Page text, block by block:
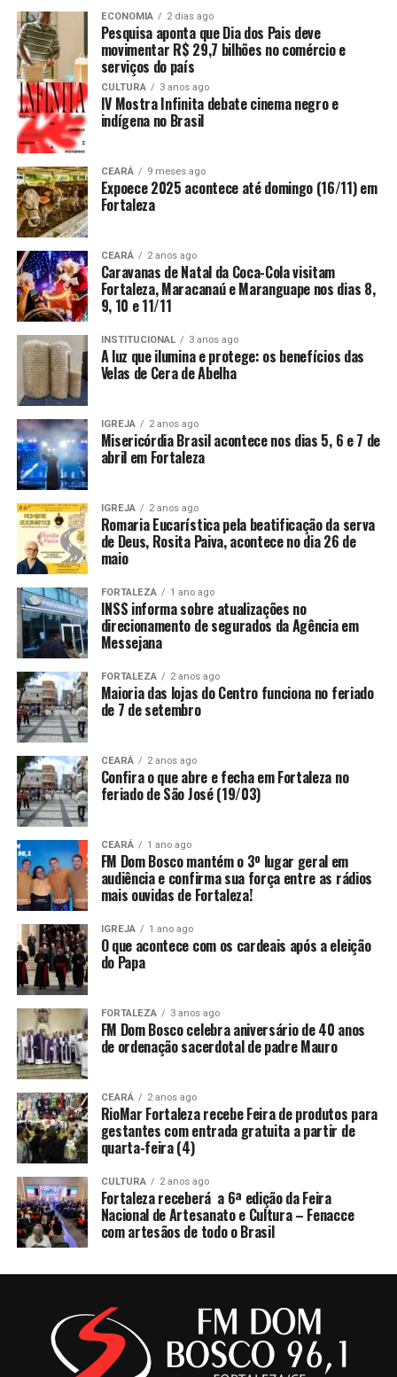
ECONOMIA 2 dias ago
Pesquisa aponta que Dia dos Pais deve
movimentar R$ 29,7 bilhões no comércio e
serviços do país
CULTURA 3 anos ago
IV Mostra Infinita debate cinema negro e
indígena no Brasil
CEARÁ 9 meses ago
Expoece 2025 acontece até domingo (16/11) em
Fortaleza
CEARÁ 2 anos ago
Caravanas de Natal da Coca-Cola visitam
Fortaleza, Maracanaú e Maranguape nos dias 8,
9, 10 e 11/11
INSTITUCIONAL 3 anos ago
A luz que ilumina e protege: os benefícios das
Velas de Cera de Abelha
IGREJA 2 anos ago
Misericórdia Brasil acontece nos dias 5, 6 e 7 de
abril em Fortaleza
IGREJA 2 anos ago
Romaria Eucarística pela beatificação da serva
de Deus, Rosita Paiva, acontece no dia 26 de
maio
FORTALEZA 1 ano ago
INSS informa sobre atualizações no
direcionamento de segurados da Agência em
Messejana
FORTALEZA 2 anos ago
Maioria das lojas do Centro funciona no feriado
de 7 de setembro
CEARÁ 2 anos ago
Confira o que abre e fecha em Fortaleza no
feriado de São José (19/03)
CEARÁ 1 ano ago
FM Dom Bosco mantém o 3º lugar geral em
audiência e confirma sua força entre as rádios
mais ouvidas de Fortaleza!
IGREJA 1 ano ago
O que acontece com os cardeais após a eleição
do Papa
FORTALEZA 3 anos ago
FM Dom Bosco celebra aniversário de 40 anos
de ordenação sacerdotal de padre Mauro
CEARÁ 2 anos ago
RioMar Fortaleza recebe Feira de produtos para
gestantes com entrada gratuita a partir de
quarta-feira (4)
CULTURA 2 anos ago
Fortaleza receberá a 6ª edição da Feira
Nacional de Artesanato e Cultura – Fenacce
com artesãos de todo o Brasil